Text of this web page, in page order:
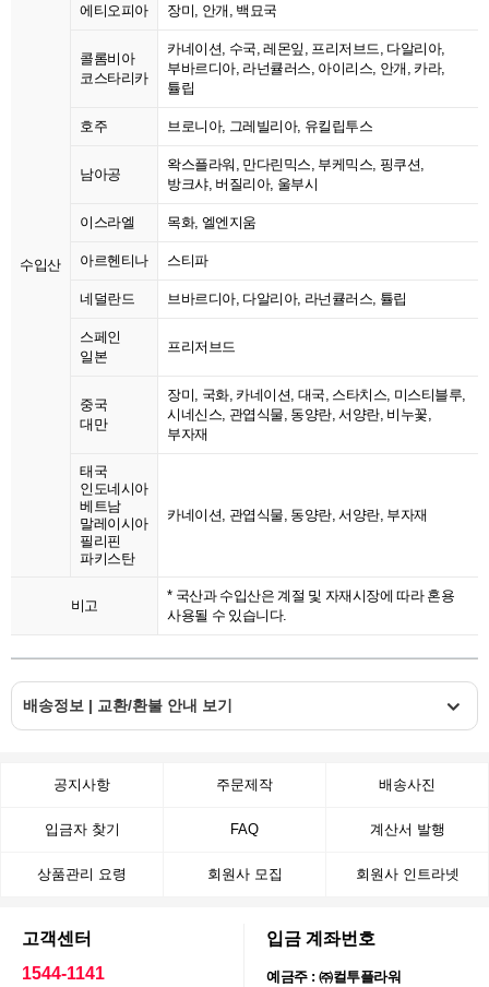
수입산
에티오피아 장미, 안개, 백묘국
콜롬비아
코스타리카
카네이션, 수국, 레몬잎, 프리저브드, 다알리아,
부바르디아, 라넌큘러스, 아이리스, 안개, 카라,
튤립
호주 브로니아, 그레빌리아, 유킬립투스
남아공
왁스플라워, 만다린믹스, 부케믹스, 핑쿠션,
방크샤, 버질리아, 울부시
이스라엘 목화, 엘엔지움
아르헨티나 스티파
네덜란드 브바르디아, 다알리아, 라넌큘러스, 튤립
스페인
일본
프리저브드
중국
대만
장미, 국화, 카네이션, 대국, 스타치스, 미스티블루,
시네신스, 관엽식물, 동양란, 서양란, 비누꽃,
부자재
태국
인도네시아
베트남
말레이시아
필리핀
파키스탄
카네이션, 관엽식물, 동양란, 서양란, 부자재
비고
* 국산과 수입산은 계절 및 자재시장에 따라 혼용
사용될 수 있습니다.
배송정보 | 교환/환불 안내 보기
공지사항 주문제작 배송사진
입금자 찾기 FAQ 계산서 발행
상품관리 요령 회원사 모집 회원사 인트라넷
고객센터
1544-1141
입금 계좌번호
예금주 : ㈜컬투플라워